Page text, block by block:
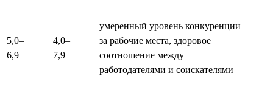
5,0–
6,9
4,0–
7,9
умеренный уровень конкуренции
за рабочие места, здоровое
соотношение между
работодателями и соискателями